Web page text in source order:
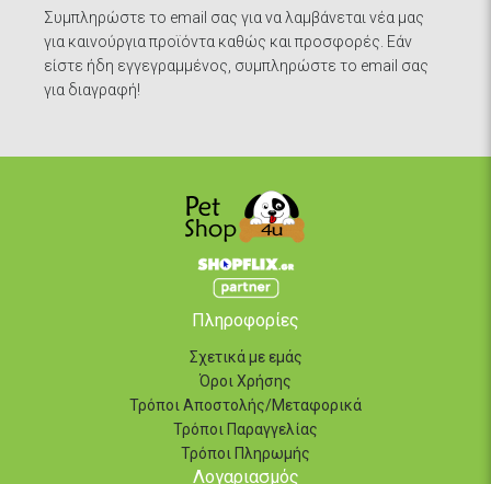
Συμπληρώστε το email σας για να λαμβάνεται νέα μας
για καινούργια προϊόντα καθώς και προσφορές. Εάν
είστε ήδη εγγεγραμμένος, συμπληρώστε το email σας
για διαγραφή!
Πληροφορίες
Σχετικά με εμάς
Όροι Χρήσης
Τρόποι Αποστολής/Μεταφορικά
Τρόποι Παραγγελίας
Τρόποι Πληρωμής
Λογαριασμός